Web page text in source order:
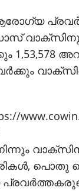
ആരോഗ്യ
1,53,578
പൊതു